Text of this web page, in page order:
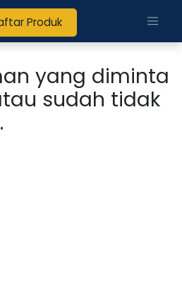
Produk
yang diminta
sudah tidak